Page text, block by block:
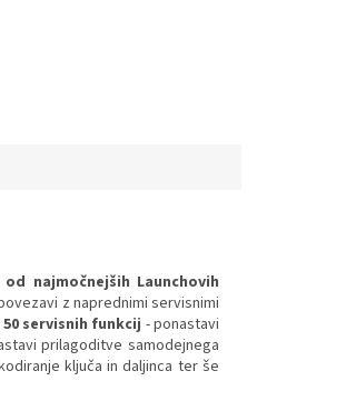
od najmočnejših Launchovih
z naprednimi servisnimi
servisnih funkcij - ponastavi
prilagoditve samodejnega
ključa in daljinca ter še